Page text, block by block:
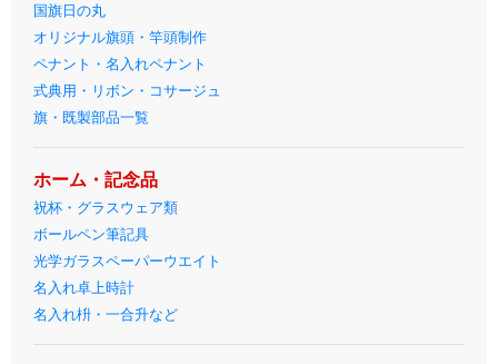
国旗日の丸
オリジナル旗頭・竿頭制作
ペナント・名入れペナント
式典用・リボン・コサージュ
旗・既製部品一覧
ホーム・記念品
祝杯・グラスウェア類
ボールペン筆記具
光学ガラスペーパーウエイト
名入れ卓上時計
名入れ枡・一合升など